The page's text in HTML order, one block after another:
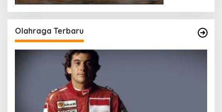
Olahraga Terbaru